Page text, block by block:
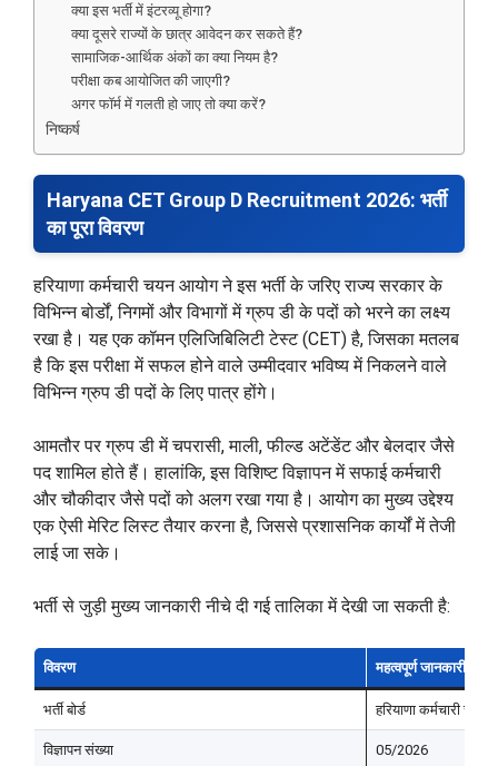
क्या इस भर्ती में इंटरव्यू होगा?
क्या दूसरे राज्यों के छात्र आवेदन कर सकते हैं?
सामाजिक-आर्थिक अंकों का क्या नियम है?
परीक्षा कब आयोजित की जाएगी?
अगर फॉर्म में गलती हो जाए तो क्या करें?
निष्कर्ष
Haryana CET Group D Recruitment 2026: भर्ती
का पूरा विवरण
हरियाणा कर्मचारी चयन आयोग ने इस भर्ती के जरिए राज्य सरकार के
विभिन्न बोर्डों, निगमों और विभागों में ग्रुप डी के पदों को भरने का लक्ष्य
रखा है। यह एक कॉमन एलिजिबिलिटी टेस्ट (CET) है, जिसका मतलब
है कि इस परीक्षा में सफल होने वाले उम्मीदवार भविष्य में निकलने वाले
विभिन्न ग्रुप डी पदों के लिए पात्र होंगे।
आमतौर पर ग्रुप डी में चपरासी, माली, फील्ड अटेंडेंट और बेलदार जैसे
पद शामिल होते हैं। हालांकि, इस विशिष्ट विज्ञापन में सफाई कर्मचारी
और चौकीदार जैसे पदों को अलग रखा गया है। आयोग का मुख्य उद्देश्य
एक ऐसी मेरिट लिस्ट तैयार करना है, जिससे प्रशासनिक कार्यों में तेजी
लाई जा सके।
भर्ती से जुड़ी मुख्य जानकारी नीचे दी गई तालिका में देखी जा सकती है:
विवरण महत्वपूर्ण जानकारी
भर्ती बोर्ड हरियाणा कर्मचारी
विज्ञापन संख्या 05/2026